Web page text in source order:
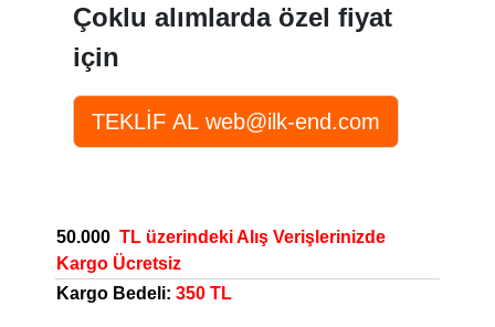
Çoklu alımlarda özel fiyat
için
50.000 TL üzerindeki Alış Verişlerinizde
Kargo Ücretsiz
Kargo Bedeli: 350 TL